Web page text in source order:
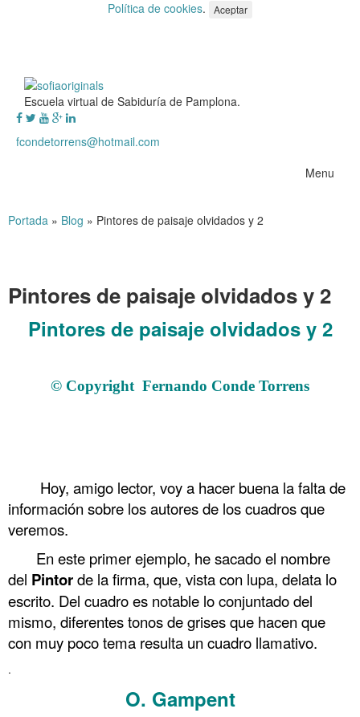
Política de cookies. Aceptar
Escuela virtual de Sabiduría de Pamplona.
fcondetorrens@hotmail.com
Menu
Portada » Blog » Pintores de paisaje olvidados y 2
Pintores de paisaje olvidados y 2
Pintores de paisaje olvidados y 2
© Copyright Fernando Conde Torrens
Hoy, amigo lector, voy a hacer buena la falta de
información sobre los autores de los cuadros que
veremos.
En este primer ejemplo, he sacado el nombre
del Pintorde la firma, que, vista con lupa, delata lo
escrito. Del cuadro es notable lo conjuntado del
mismo, diferentes tonos de grises que hacen que
con muy poco tema resulta un cuadro llamativo.
.
O. Gampent